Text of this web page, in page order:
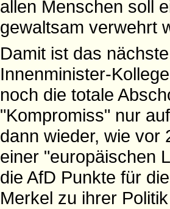
allen Menschen soll
gewaltsam verwehrt
Damit ist das
Innenminister-
noch die totale
"Kompromiss" nur
dann wieder, wie vor
einer "europäischen
die AfD Punkte für
Merkel zu ihrer